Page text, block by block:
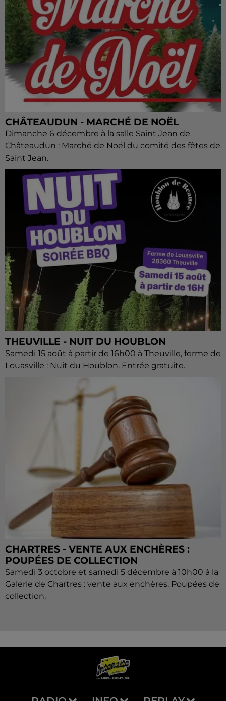
CHÂTEAUDUN - MARCHÉ DE NOËL
Dimanche 6 décembre à la salle Saint Jean de
Châteaudun : Marché de Noël du comité des fêtes de
Saint Jean.
THEUVILLE - NUIT DU HOUBLON
Samedi 15 août à partir de 16h00 à Theuville, ferme de
Louasville : Nuit du Houblon. Entrée gratuite.
CHARTRES - VENTE AUX ENCHÈRES :
POUPÉES DE COLLECTION
Samedi 3 octobre et samedi 5 décembre à 10h00 à la
Galerie de Chartres : vente aux enchères. Poupées de
collection.